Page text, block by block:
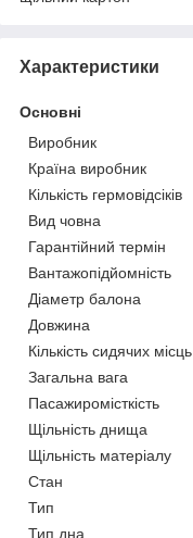
Характеристики
Основні
Виробник
Країна виробник
Кількість гермовідсіків
Вид човна
Гарантійний термін
Вантажопідйомність
Діаметр балона
Довжина
Кількість сидячих місць
Загальна вага
Пасажиромісткість
Щільність днища
Щільність матеріалу
Стан
Тип
Тип дна